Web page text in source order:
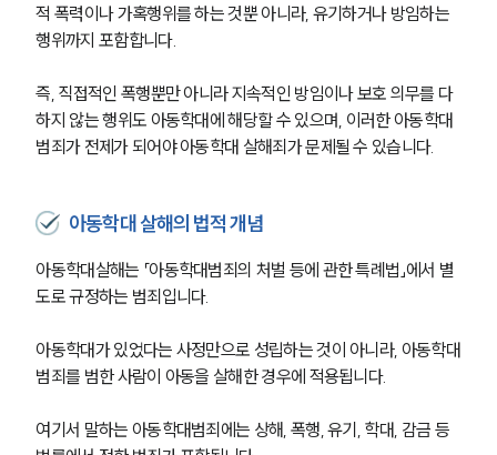
적 폭력이나 가혹행위를 하는 것뿐 아니라, 유기하거나 방임하는
행위까지 포함합니다.
즉, 직접적인 폭행뿐만 아니라 지속적인 방임이나 보호 의무를 다
하지 않는 행위도 아동학대에 해당할 수 있으며, 이러한 아동학대
범죄가 전제가 되어야 아동학대 살해죄가 문제될 수 있습니다.
아동학대 살해의 법적 개념
아동학대살해는 「아동학대범죄의 처벌 등에 관한 특례법」에서 별
도로 규정하는 범죄입니다.
아동학대가 있었다는 사정만으로 성립하는 것이 아니라, 아동학대
범죄를 범한 사람이 아동을 살해한 경우에 적용됩니다.
여기서 말하는 아동학대범죄에는 상해, 폭행, 유기, 학대, 감금 등